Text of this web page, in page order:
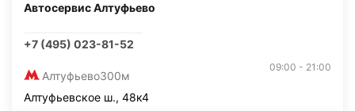
Автосервис Алтуфьево
+7 (495) 023-81-52
Алтуфьево300м
09:00 - 21:00
Алтуфьевское ш., 48к4